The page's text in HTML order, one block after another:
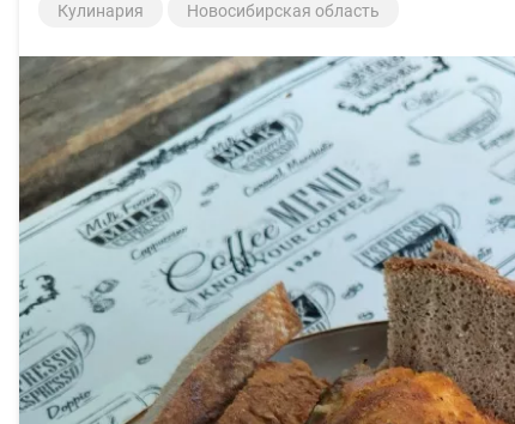
Кулинария Новосибирская область
На рыбалке Новосибирская область